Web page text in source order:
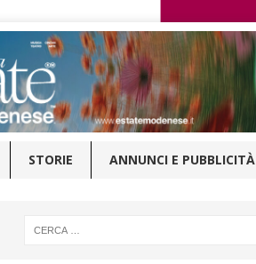
STORIE ANNUNCI E PUBBLICITÀ